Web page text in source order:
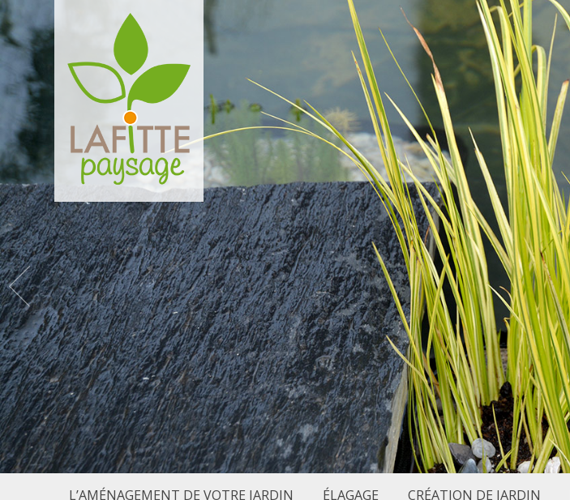
L’AMÉNAGEMENT DE VOTRE JARDIN ÉLAGAGE CRÉATION DE JARDIN
jardin